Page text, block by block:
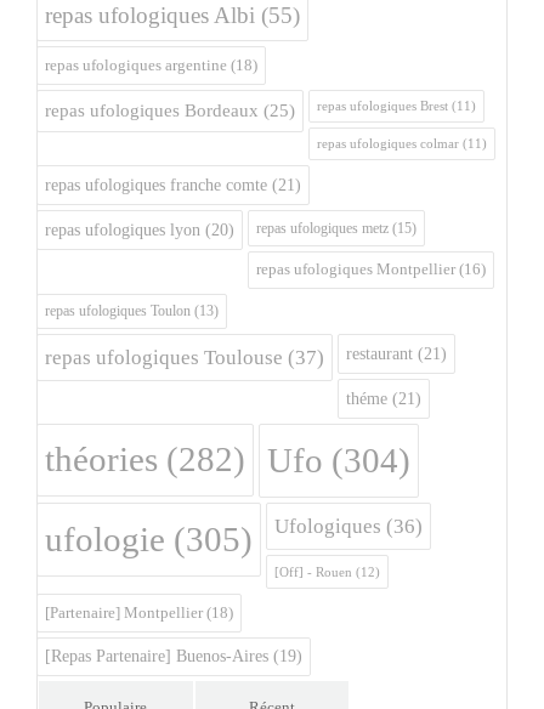
repas ufologiques Albi (55)
repas ufologiques argentine (18)
repas ufologiques Bordeaux (25) repas ufologiques Brest (11)
repas ufologiques colmar (11)
repas ufologiques franche comte (21)
repas ufologiques lyon (20) repas ufologiques metz (15)
repas ufologiques Montpellier (16)
repas ufologiques Toulon (13)
repas ufologiques Toulouse (37) restaurant (21)
théme (21)
théories (282) Ufo (304)
ufologie (305) Ufologiques (36)
[Off] - Rouen (12)
[Partenaire] Montpellier (18)
[Repas Partenaire] Buenos-Aires (19)